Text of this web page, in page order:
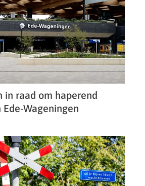
in raad om haperend
Wageningen